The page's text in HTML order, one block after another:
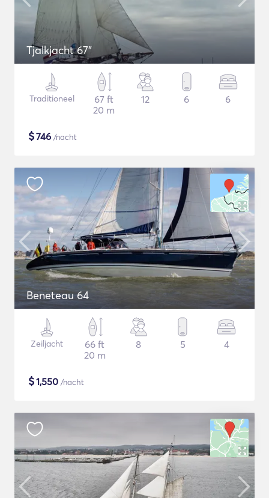
Tjalkjacht 67"
Traditioneel
67 ft
20 m
12 6 6
$746 /nacht
Beneteau 64
Zeiljacht
66 ft
20 m
8 5 4
$1,550 /nacht